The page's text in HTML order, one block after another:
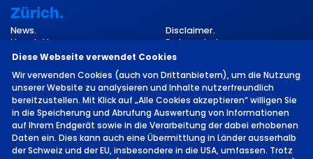
Zürich.
News.
Newsletter.
Kontakt.
Disclaimer.
Datenschutz.
Impressum.
Diese Webseite verwendet Cookies
Wir verwenden Cookies (auch von Drittanbietern), um die Nutzung
unserer Website zu analysieren und Inhalte nutzerfreundlich
bereitzustellen. Mit Klick auf „Alle Cookies akzeptieren“ willigen Sie
in die Speicherung und Abrufung Auswertung von Informationen
auf Ihrem Endgerät sowie in die Verarbeitung der dabei erhobenen
Daten ein. Dies kann auch eine Übermittlung in Länder ausserhalb
der Schweiz und der EU, insbesondere in die USA, umfassen. Trotz